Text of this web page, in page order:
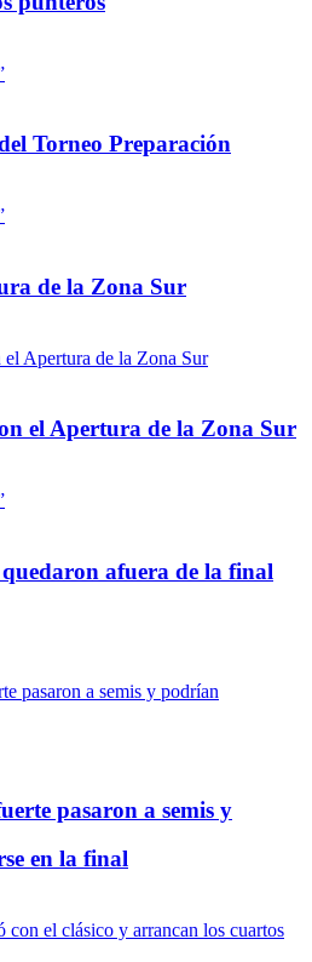
Torneo Preparación
de la Zona Sur
el Apertura de la Zona Sur
quedaron afuera de la final
pasaron a semis y
en la final